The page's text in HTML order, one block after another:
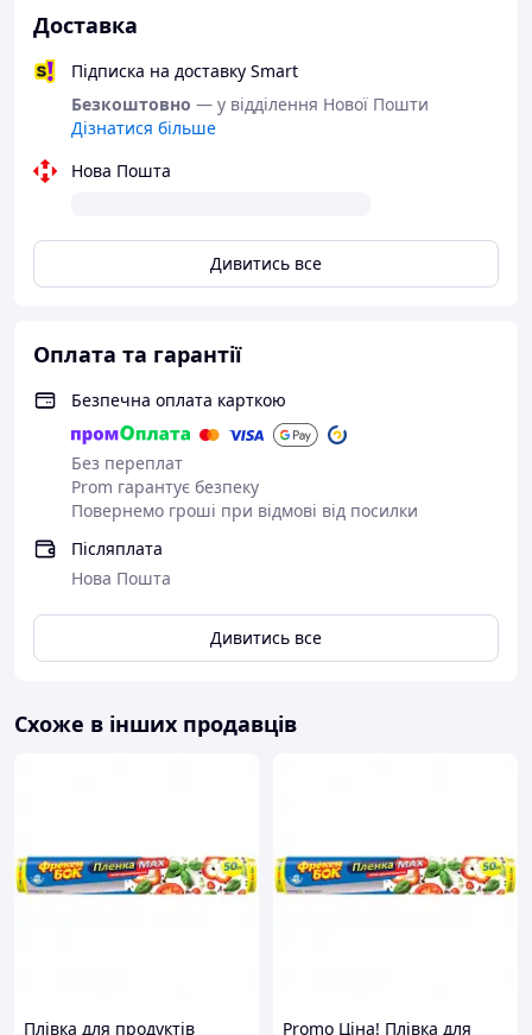
Доставка
Підписка на доставку Smart
Безкоштовно — у відділення Нової Пошти
Дізнатися більше
Нова Пошта
Дивитись все
Оплата та гарантії
Безпечна оплата карткою
Без переплат
Prom гарантує безпеку
Повернемо гроші при відмові від посилки
Післяплата
Нова Пошта
Дивитись все
Схоже в інших продавців
Плівка для продуктів Promo Ціна! Плівка для